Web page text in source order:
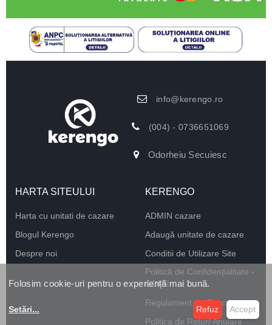
info@kerengo.ro
(004) - 0736651069
Odorheiu Secuiesc
HARTA SITEULUI
Harta cu unitati de cazare
Blogul Kerengo
Despre noi
KERENGO
ADMIN cazare
Adaugă unitate de cazare
Conditii de Utilizare Site
Politică de Confidențialitate -
GDPR
Regulament de Funcționare
Politica de Retur/ Anulare
Folosim cookie-uri pentru o experiență mai bună.
Setări... Refuz Accept